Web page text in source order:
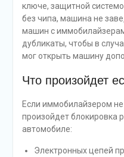
ключе, защитной
без чипа, машина не
машин с
дубликаты, чтобы в
мог открыть машину
Что произойдет
Если иммобилайзером не
произойдет блокировка
автомобиле:
Электронных цепей